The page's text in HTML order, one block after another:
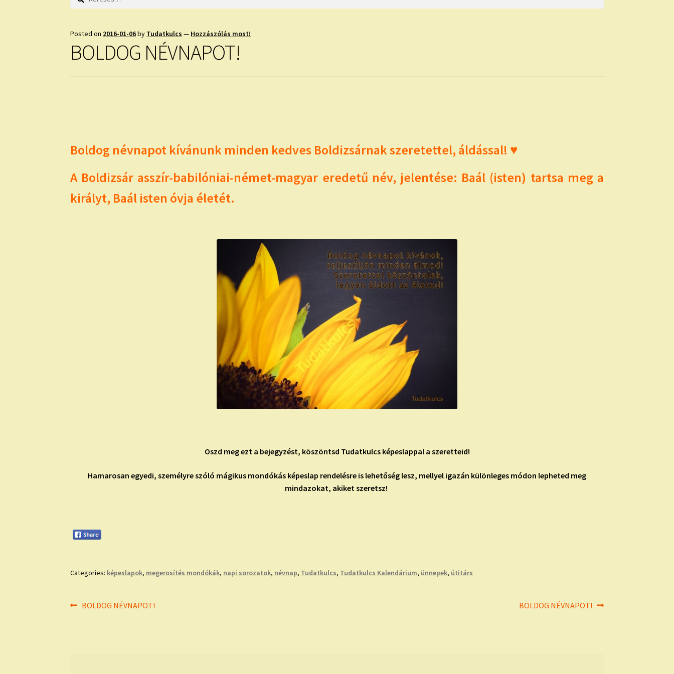
Posted on 2016-01-06by Tudatkulcs — Hozzászólás most!
BOLDOG NÉVNAPOT!
Boldog névnapot kívánunk minden kedves Boldizsárnak szeretettel, áldással! ♥
A Boldizsár asszír-babilóniai-német-magyar eredetű név, jelentése: Baál (isten) tartsa meg a
királyt, Baál isten óvja életét.
Oszd meg ezt a bejegyzést, köszöntsd Tudatkulcs képeslappal a szeretteid!
Hamarosan egyedi, személyre szóló mágikus mondókás képeslap rendelésre is lehetőség lesz, mellyel igazán különleges módon lepheted meg
mindazokat, akiket szeretsz!
Categories: képeslapok, megerosítés mondókák, napi sorozatok, névnap, Tudatkulcs, Tudatkulcs Kalendárium, ünnepek, útitárs
Bejegyzés
Previous
BOLDOG NÉVNAPOT!
Next
BOLDOG NÉVNAPOT!